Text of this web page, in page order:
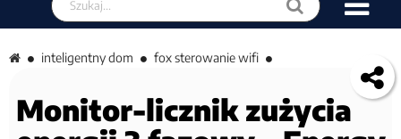
inteligentny dom fox sterowanie wifi
Monitor-licznik zużycia